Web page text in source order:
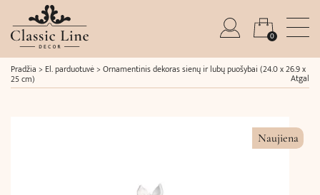
0
Pradžia > El. parduotuvė> Ornamentinis dekoras sienų ir lubų puošybai (24.0 x 26.9 x
25 cm) Atgal
Naujiena